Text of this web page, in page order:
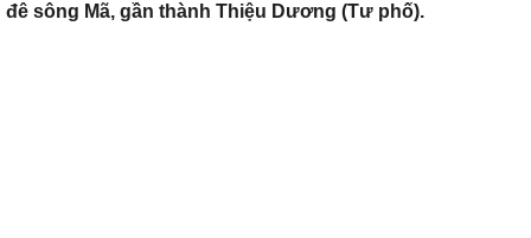
đê sông Mã, gần thành Thiệu Dương (Tư phố).